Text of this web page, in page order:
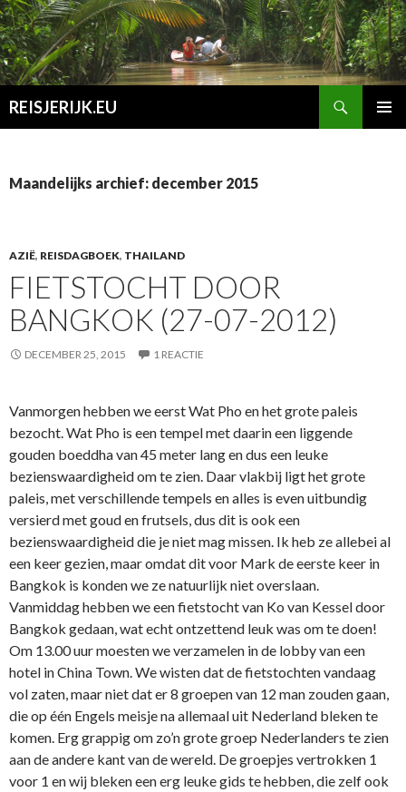
REISJERIJK.EU
Maandelijks archief: december 2015
AZIË, REISDAGBOEK, THAILAND
FIETSTOCHT DOOR
BANGKOK (27-07-2012)
DECEMBER 25, 2015 1 REACTIE
Vanmorgen hebben we eerst Wat Pho en het grote paleis
bezocht. Wat Pho is een tempel met daarin een liggende
gouden boeddha van 45 meter lang en dus een leuke
bezienswaardigheid om te zien. Daar vlakbij ligt het grote
paleis, met verschillende tempels en alles is even uitbundig
versierd met goud en frutsels, dus dit is ook een
bezienswaardigheid die je niet mag missen. Ik heb ze allebei al
een keer gezien, maar omdat dit voor Mark de eerste keer in
Bangkok is konden we ze natuurlijk niet overslaan.
Vanmiddag hebben we een fietstocht van Ko van Kessel door
Bangkok gedaan, wat echt ontzettend leuk was om te doen!
Om 13.00 uur moesten we verzamelen in de lobby van een
hotel in China Town. We wisten dat de fietstochten vandaag
vol zaten, maar niet dat er 8 groepen van 12 man zouden gaan,
die op één Engels meisje na allemaal uit Nederland bleken te
komen. Erg grappig om zo’n grote groep Nederlanders te zien
aan de andere kant van de wereld. De groepjes vertrokken 1
voor 1 en wij bleken een erg leuke gids te hebben, die zelf ook